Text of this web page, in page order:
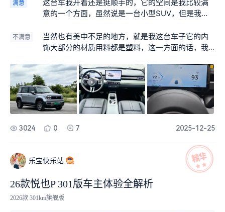
满意
这台车我开着还是挺顺手的，它的空间是我比较满
意的一个方面，虽然说是一台小型SUV，但是我坐
也足够了，另外我也很喜欢这辆车子它的外观，看
起来就比较精，而且它的车尾设计也是挺饱满的，
这个动力，起步的时候相当的迅速，而且车子的避
震效果也挺好。
不满意
当然也有美中不足的地方，就是我这台车子它的内
饰大部分的材质用料都是塑料，这一方面的话，我
3024 0 7 2025-12-25
乐宝快乐站
26款悦也P 301版车主体验全解析
2026款 301km旗舰版